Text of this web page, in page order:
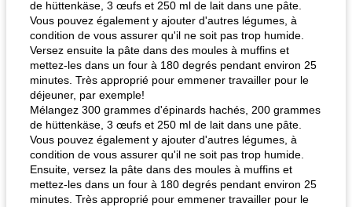
de hüttenkäse, 3 œufs et 250 ml de lait dans une pâte.
Vous pouvez également y ajouter d'autres légumes, à
condition de vous assurer qu'il ne soit pas trop humide.
Versez ensuite la pâte dans des moules à muffins et
mettez-les dans un four à 180 degrés pendant environ 25
minutes. Très approprié pour emmener travailler pour le
déjeuner, par exemple!
Mélangez 300 grammes d'épinards hachés, 200 grammes
de hüttenkäse, 3 œufs et 250 ml de lait dans une pâte.
Vous pouvez également y ajouter d'autres légumes, à
condition de vous assurer qu'il ne soit pas trop humide.
Ensuite, versez la pâte dans des moules à muffins et
mettez-les dans un four à 180 degrés pendant environ 25
minutes. Très approprié pour emmener travailler pour le